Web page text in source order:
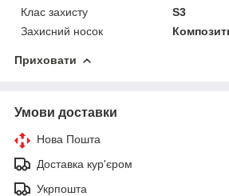
Клас захисту
S3
Захисний носок
Приховати
Умови доставки
Нова Пошта
Доставка кур'єром
Укрпошта